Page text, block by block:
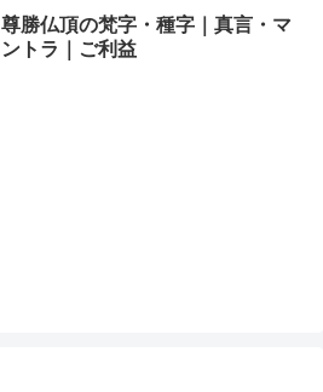
尊勝仏頂の梵字・種字｜真言・マ
ントラ｜ご利益